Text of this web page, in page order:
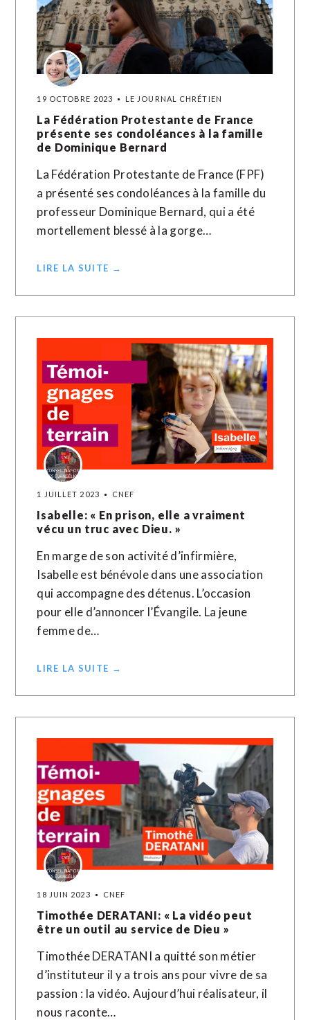
19 OCTOBRE 2023 LE JOURNAL CHRÉTIEN
La Fédération Protestante de France
présente ses condoléances à la famille
de Dominique Bernard
La Fédération Protestante de France (FPF)
a présenté ses condoléances à la famille du
professeur Dominique Bernard, qui a été
mortellement blessé à la gorge…
LIRE LA SUITE →
1 JUILLET 2023 CNEF
Isabelle: « En prison, elle a vraiment
vécu un truc avec Dieu. »
En marge de son activité d’infirmière,
Isabelle est bénévole dans une association
qui accompagne des détenus. L’occasion
pour elle d’annoncer l’Évangile. La jeune
femme de…
LIRE LA SUITE →
18 JUIN 2023 CNEF
Timothée DERATANI: « La vidéo peut
être un outil au service de Dieu »
Timothée DERATANI a quitté son métier
d’instituteur il y a trois ans pour vivre de sa
passion : la vidéo. Aujourd’hui réalisateur, il
nous raconte…